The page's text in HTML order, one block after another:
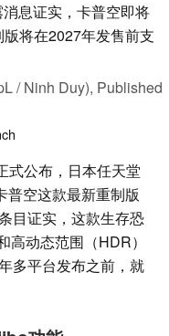
息证实，卡普空即将
将在2027年发售前支
/ Ninh Duy), Published
式公布，日本任天堂
普空这款最新重制版
目证实，这款生存恐
动态范围（HDR）
多平台发布之前，就